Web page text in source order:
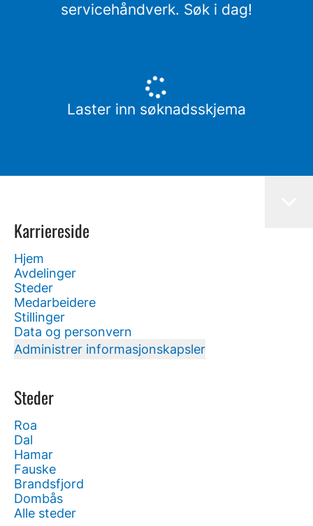
servicehåndverk. Søk i dag!
Laster inn søknadsskjema
Karriereside
Hjem
Avdelinger
Steder
Medarbeidere
Stillinger
Data og personvern
Administrer informasjonskapsler
Steder
Roa
Dal
Hamar
Fauske
Brandsfjord
Dombås
Alle steder